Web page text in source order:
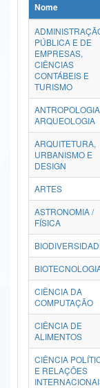
Ministério da Ciência,
Ministério do Meio
Ministério do Turismo
Ministério do
Controladoria-Geral da
Ministério da Mulher, da
Secretaria de Governo
Advocacia-Geral da União
Banco Central do Brasil
Nome
PÚBLICA E DE
EMPRESAS,
CIÊNCIAS
CONTÁBEIS E
TURISMO
ARQUEOLOGIA
ARQUITETURA,
URBANISMO E
DESIGN
ARTES
ASTRONOMIA /
FÍSICA
CIÊNCIA DA
COMPUTAÇÃO
CIÊNCIA DE
ALIMENTOS
CIÊNCIA
E RELAÇÕES